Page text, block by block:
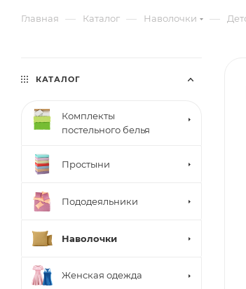
Главная — Каталог — Наволочки —
КАТАЛОГ
Комплекты
постельного белья
Простыни
Пододеяльники
Наволочки
Женская одежда